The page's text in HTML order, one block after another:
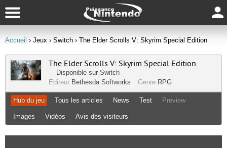
Accueil › Jeux › Switch › The Elder Scrolls V: Skyrim Special Edition
The Elder Scrolls V: Skyrim Special Edition
Disponible sur Switch
Editeur Bethesda Softworks Genre RPG
Hub du jeu Tous les articles News Test Preview
Images Vidéos Avis des visiteurs